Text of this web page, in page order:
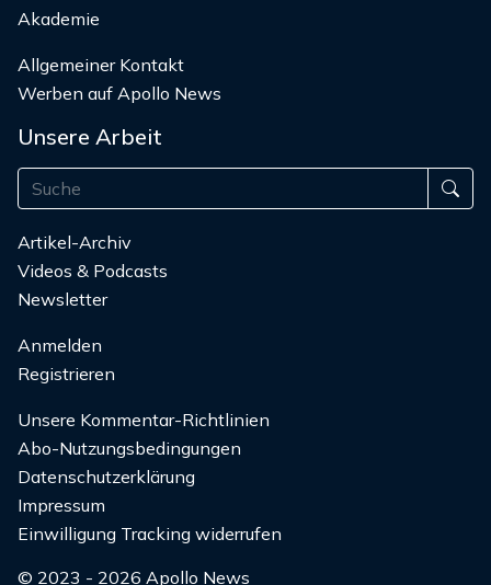
Akademie
Allgemeiner Kontakt
Werben auf Apollo News
Unsere Arbeit
Artikel-Archiv
Videos & Podcasts
Newsletter
Anmelden
Registrieren
Unsere Kommentar-Richtlinien
Abo-Nutzungsbedingungen
Datenschutzerklärung
Impressum
Einwilligung Tracking widerrufen
© 2023 - 2026 Apollo News